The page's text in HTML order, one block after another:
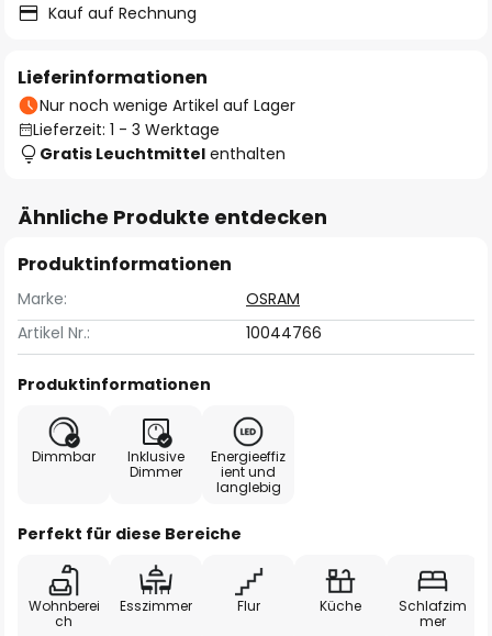
Kauf auf Rechnung
Lieferinformationen
Nur noch wenige Artikel auf Lager
Lieferzeit: 1 - 3 Werktage
Gratis Leuchtmittel enthalten
Ähnliche Produkte entdecken
Produktinformationen
Marke:
OSRAM
Artikel Nr.:
10044766
Produktinformationen
Dimmbar
Inklusive
Dimmer
Energieeffiz
ient und
langlebig
Perfekt für diese Bereiche
Wohnberei
ch
Esszimmer Flur Küche
Schlafzim
mer